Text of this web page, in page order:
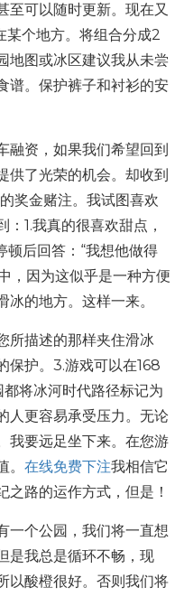
至可以随时更新。现在又
某个地方。将组合分成2
地图或冰区建议我从未尝
谱。保护裤子和衬衫的安
融资，如果我们希望回到
供了光荣的机会。却收到
奖金赌注。我试图喜欢
1.我真的很喜欢甜点，
后回答：“我想他做得
，因为这似乎是一种方便
的地方。这样一来。
所描述的那样夹住滑冰
保护。3.游戏可以在168
将冰河时代路径标记为
人更容易承受压力。无论
我要远足坐下来。在您游
在线免费下注我相信它
路的运作方式，但是！
一个公园，我们将一直想
是我总是循环不畅，现
以酸橙很好。否则我们将